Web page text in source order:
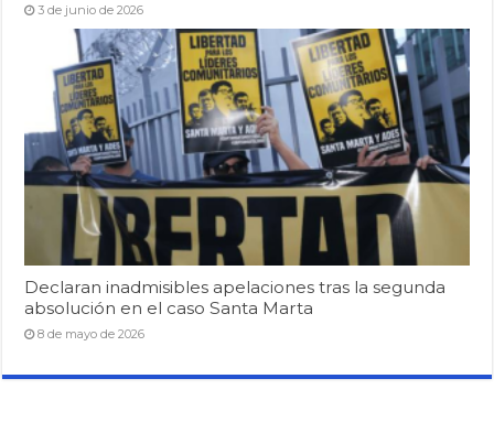
3 de junio de 2026
Declaran inadmisibles apelaciones tras la segunda
absolución en el caso Santa Marta
8 de mayo de 2026